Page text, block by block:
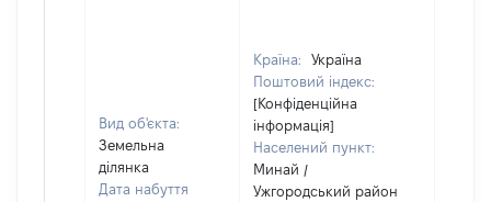
Вид об'єкта:
Земельна
ділянка
Дата набуття
Країна:
Україна
Поштовий індекс:
[Конфіденційна
інформація]
Населений пункт:
Минай /
Ужгородський район